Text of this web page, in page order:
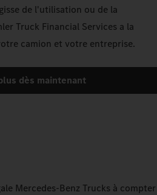
de l'utilisation ou de la
Truck Financial Services a la
camion et votre entreprise.
dès maintenant
Mercedes‑Benz Trucks à compter